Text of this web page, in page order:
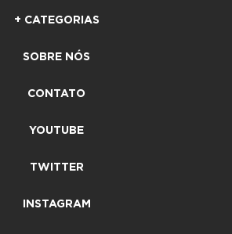
+ CATEGORIAS
SOBRE NÓS
CONTATO
YOUTUBE
TWITTER
INSTAGRAM